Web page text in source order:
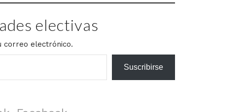
electivas
correo electrónico.
Suscribirse